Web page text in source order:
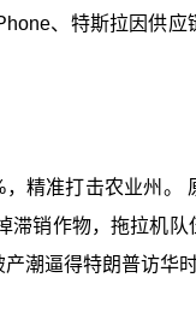
、特斯拉因供应
精准打击农业州。
滞销作物，拖拉机
潮逼得特朗普访华